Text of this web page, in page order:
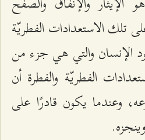
تلك الاستعدادات الفطريّة
الإنسان والتي هي جزء من
الفطريّة والفطرة أن
وعندما يكون قادرًا على